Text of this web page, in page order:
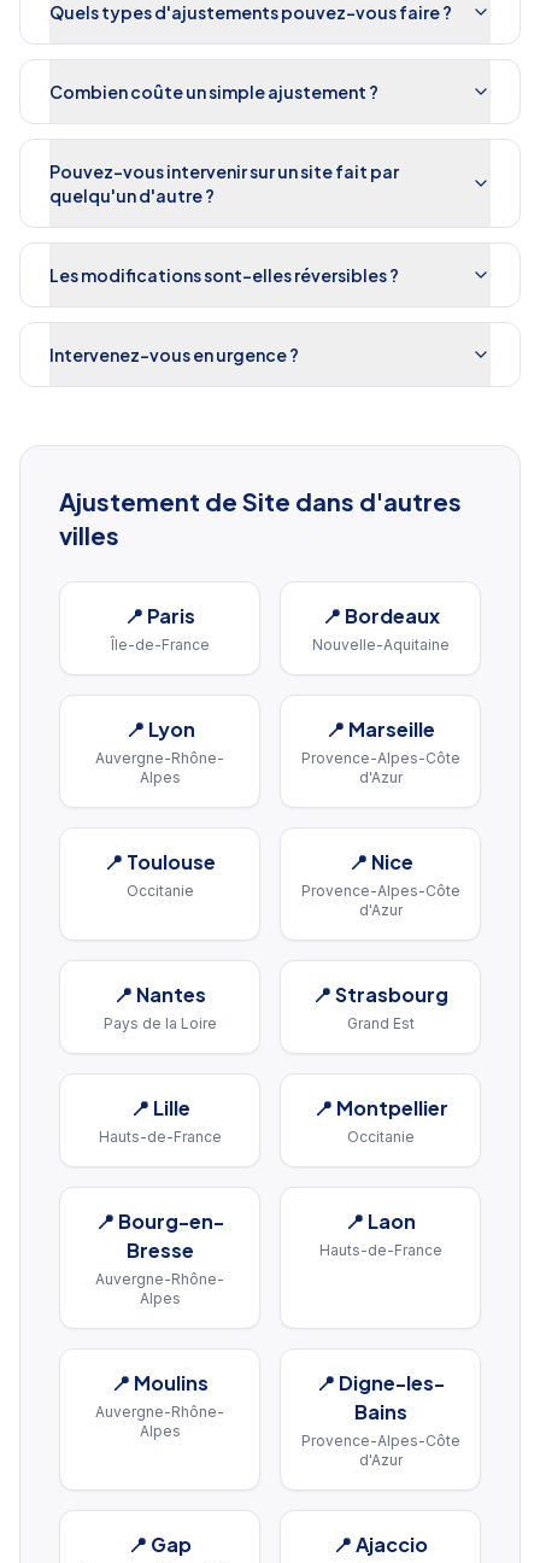
Quels types d'ajustements pouvez-vous faire ?
Combien coûte un simple ajustement ?
Pouvez-vous intervenir sur un site fait par
quelqu'un d'autre ?
Les modifications sont-elles réversibles ?
Intervenez-vous en urgence ?
Ajustement de Site dans d'autres
villes
📍 Paris
Île-de-France
📍 Bordeaux
Nouvelle-Aquitaine
📍 Lyon
Auvergne-Rhône-
Alpes
📍 Marseille
Provence-Alpes-Côte
d'Azur
📍 Toulouse
Occitanie
📍 Nice
Provence-Alpes-Côte
d'Azur
📍 Nantes
Pays de la Loire
📍Strasbourg
Grand Est
📍 Lille
Hauts-de-France
📍 Montpellier
Occitanie
📍 Bourg-en-
Bresse
Auvergne-Rhône-
Alpes
📍 Laon
Hauts-de-France
📍 Moulins
Auvergne-Rhône-
Alpes
📍 Digne-les-
Bains
Provence-Alpes-Côte
d'Azur
📍 Gap 📍Ajaccio